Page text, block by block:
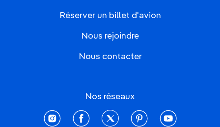
Réserver un billet d'avion
Nous rejoindre
Nous contacter
Nos réseaux
instagramfacebooktwitter pinterestyoutube